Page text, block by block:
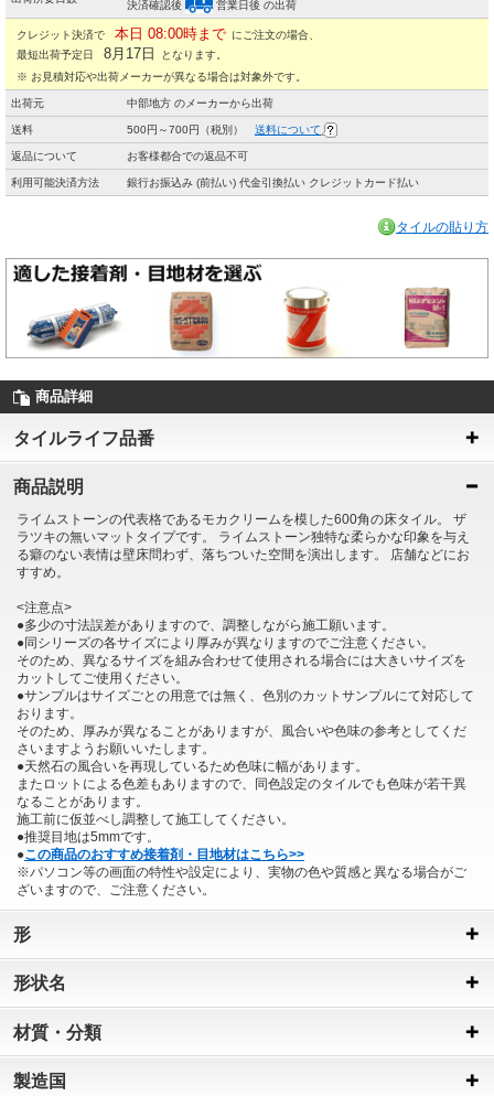
決済確認後 営業日後 の出荷
クレジット決済で 本日 08:00時まで にご注文の場合、
最短出荷予定日
8月17日
となります。
※ お見積対応や出荷メーカーが異なる場合は対象外です。
出荷元 中部地方 のメーカーから出荷
送料 500円～700円（税別） 送料について
返品について お客様都合での返品不可
利用可能決済方法 銀行お振込み (前払い) 代金引換払い クレジットカード払い
タイルの貼り方
商品詳細
タイルライフ品番
商品説明
ライムストーンの代表格であるモカクリームを模した600角の床タイル。 ザ
ラツキの無いマットタイプです。 ライムストーン独特な柔らかな印象を与え
る癖のない表情は壁床問わず、落ちついた空間を演出します。 店舗などにお
すすめ。
<注意点>
●多少の寸法誤差がありますので、調整しながら施工願います。
●同シリーズの各サイズにより厚みが異なりますのでご注意ください。
そのため、異なるサイズを組み合わせて使用される場合には大きいサイズを
カットしてご使用ください。
●サンプルはサイズごとの用意では無く、色別のカットサンプルにて対応して
おります。
そのため、厚みが異なることがありますが、風合いや色味の参考としてくだ
さいますようお願いいたします。
●天然石の風合いを再現しているため色味に幅があります。
またロットによる色差もありますので、同色設定のタイルでも色味が若干異
なることがあります。
施工前に仮並べし調整して施工してください。
●推奨目地は5mmです。
●この商品のおすすめ接着剤・目地材はこちら>>
※パソコン等の画面の特性や設定により、実物の色や質感と異なる場合がご
ざいますので、ご注意ください。
形
形状名
材質・分類
製造国